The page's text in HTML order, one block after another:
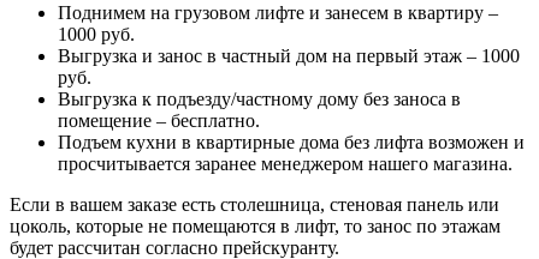
Поднимем на грузовом лифте и занесем в квартиру –
1000 руб.
Выгрузка и занос в частный дом на первый этаж – 1000
руб.
Выгрузка к подъезду/частному дому без заноса в
помещение – бесплатно.
Подъем кухни в квартирные дома без лифта возможен и
просчитывается заранее менеджером нашего магазина.
Если в вашем заказе есть столешница, стеновая панель или
цоколь, которые не помещаются в лифт, то занос по этажам
будет рассчитан согласно прейскуранту.